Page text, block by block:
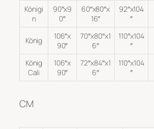
Königi
n
90″x9
0″
60″x80″x
16″
92″x104
″
König
106″x
90″
70″x80″x1
6″
110″x104
″
König
Cali
106″x
90″
72″x84″x1
6″
110″x104
″
CM